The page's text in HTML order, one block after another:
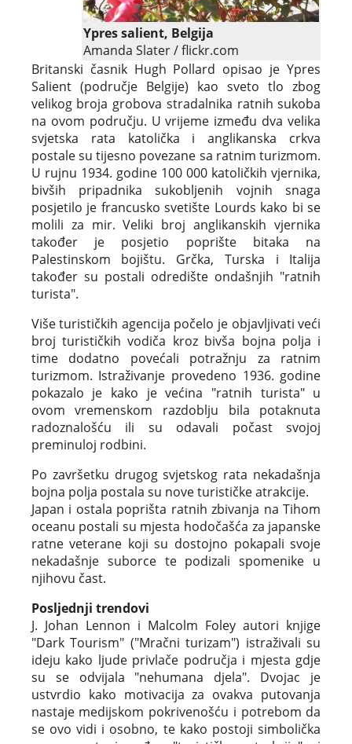
Ypres salient, Belgija
Amanda Slater / flickr.com
Britanski časnik Hugh Pollard opisao je Ypres
Salient (područje Belgije) kao sveto tlo zbog
velikog broja grobova stradalnika ratnih sukoba
na ovom području. U vrijeme između dva velika
svjetska rata katolička i anglikanska crkva
postale su tijesno povezane sa ratnim turizmom.
U rujnu 1934. godine 100 000 katoličkih vjernika,
bivših pripadnika sukobljenih vojnih snaga
posjetilo je francusko svetište Lourds kako bi se
molili za mir. Veliki broj anglikanskih vjernika
također je posjetio poprište bitaka na
Palestinskom bojištu. Grčka, Turska i Italija
također su postali odredište ondašnjih "ratnih
turista".
Više turističkih agencija počelo je objavljivati veći
broj turističkih vodiča kroz bivša bojna polja i
time dodatno povećali potražnju za ratnim
turizmom. Istraživanje provedeno 1936. godine
pokazalo je kako je većina "ratnih turista" u
ovom vremenskom razdoblju bila potaknuta
radoznalošću ili su odavali počast svojoj
preminuloj rodbini.
Po završetku drugog svjetskog rata nekadašnja
bojna polja postala su nove turističke atrakcije.
Japan i ostala poprišta ratnih zbivanja na Tihom
oceanu postali su mjesta hodočašća za japanske
ratne veterane koji su dostojno pokapali svoje
nekadašnje suborce te podizali spomenike u
njihovu čast.
Posljednji trendovi
J. Johan Lennon i Malcolm Foley autori knjige
"Dark Tourism" ("Mračni turizam") istraživali su
ideju kako ljude privlače područja i mjesta gdje
su se odvijala "nehumana djela". Dvojac je
ustvrdio kako motivacija za ovakva putovanja
nastaje medijskom pokrivenošću i potrebom da
se ovo vidi i osobno, te kako postoji simbolička